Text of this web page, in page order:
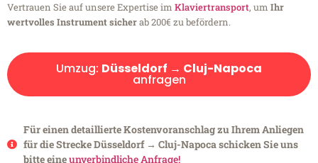
Vertrauen Sie auf unsere Expertise im Klaviertransport, um Ihr
wertvolles Instrument sicherab 200€ zu befördern.
Umzug: Düsseldorf → Cluj-Napoca
anfragen
Für einen detaillierte Kostenvoranschlag zu Ihrem Anliegen
für die Strecke Düsseldorf → Cluj-Napoca schicken Sie uns
bitte eineunverbindliche Anfrage!